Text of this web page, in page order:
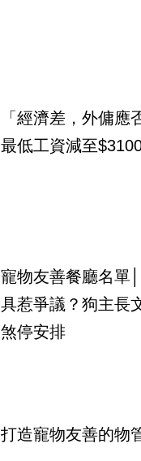
「經濟差，外傭
最低工資減至
寵物友善餐廳名單
具惹爭議？狗主長
煞停安排
打造寵物友善的物